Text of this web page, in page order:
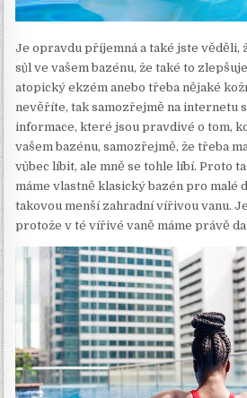
Je opravdu příjemná a také jste věděli,
sůl ve vašem bazénu, že také to
atopický ekzém anebo třeba nějaké
nevěříte, tak samozřejmě na internetu
informace, které jsou pravdivé o tom,
vašem bazénu, samozřejmě, že třeba
vůbec líbit, ale mně se tohle líbí. Proto
máme vlastně klasický bazén pro malé
takovou menší zahradní vířivou vanu.
protože v té vířivé vaně máme právě